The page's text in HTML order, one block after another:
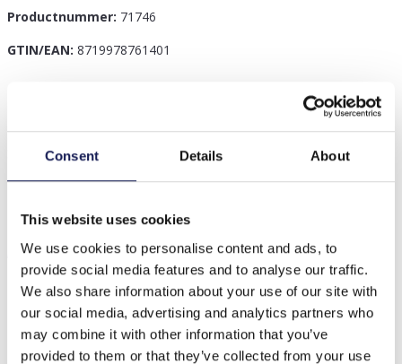
Consent Details About
This website uses cookies
We use cookies to personalise content and ads, to
provide social media features and to analyse our traffic.
We also share information about your use of our site with
our social media, advertising and analytics partners who
may combine it with other information that you’ve
provided to them or that they’ve collected from your use
Productnummer: 71746
GTIN/EAN: 8719978761401
S-K2.2 SOCKS2512-291 Paar sokken maat 38-45
Anderen kochten ook